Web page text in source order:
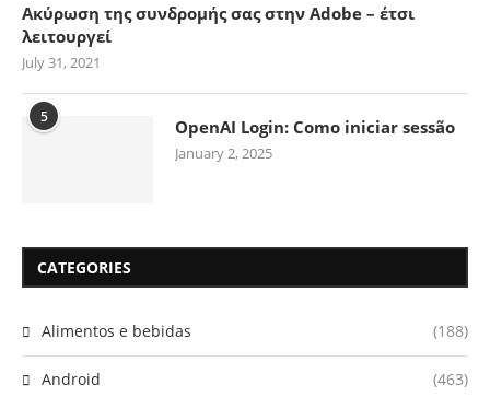
Ακύρωση της συνδρομής σας στην Adobe – έτσι
λειτουργεί
July 31, 2021
5 OpenAI Login: Como iniciar sessão
January 2, 2025
CATEGORIES
Alimentos e bebidas (188)
Android (463)